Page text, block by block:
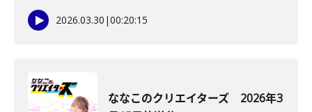
2026.03.30 |00:20:15
ななこのクリエイターズ 2026年3